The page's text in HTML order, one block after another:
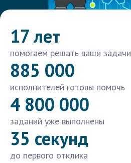
17 лет
помогаем решать ваши задачи
885 000
исполнителей готовы помочь
4 800 000
заданий уже выполнены
35 секунд
до первого отклика